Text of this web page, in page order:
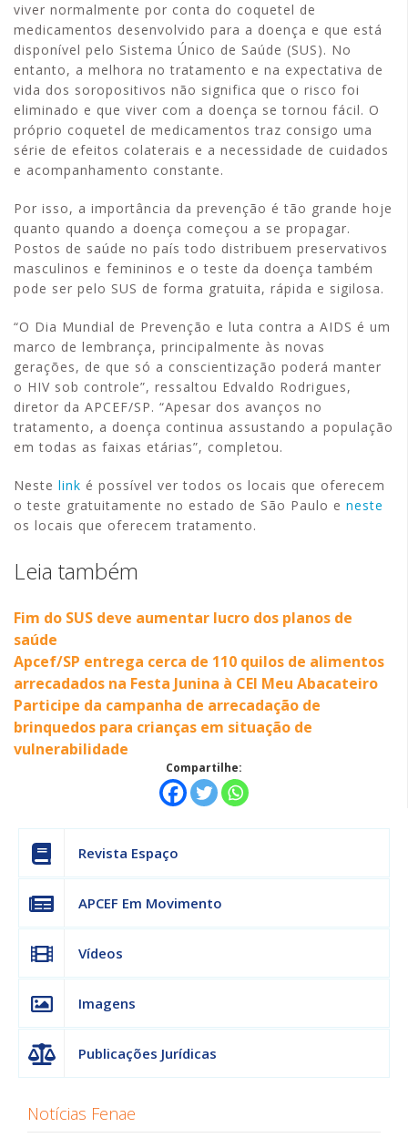
viver normalmente por conta do coquetel de
medicamentos desenvolvido para a doença e que está
disponível pelo Sistema Único de Saúde (SUS). No
entanto, a melhora no tratamento e na expectativa de
vida dos soropositivos não significa que o risco foi
eliminado e que viver com a doença se tornou fácil. O
próprio coquetel de medicamentos traz consigo uma
série de efeitos colaterais e a necessidade de cuidados
e acompanhamento constante.
Por isso, a importância da prevenção é tão grande hoje
quanto quando a doença começou a se propagar.
Postos de saúde no país todo distribuem preservativos
masculinos e femininos e o teste da doença também
pode ser pelo SUS de forma gratuita, rápida e sigilosa.
“O Dia Mundial de Prevenção e luta contra a AIDS é um
marco de lembrança, principalmente às novas
gerações, de que só a conscientização poderá manter
o HIV sob controle”, ressaltou Edvaldo Rodrigues,
diretor da APCEF/SP. “Apesar dos avanços no
tratamento, a doença continua assustando a população
em todas as faixas etárias”, completou.
Neste link é possível ver todos os locais que oferecem
o teste gratuitamente no estado de São Paulo e neste
os locais que oferecem tratamento.
Leia também
Fim do SUS deve aumentar lucro dos planos de
saúde
Apcef/SP entrega cerca de 110 quilos de alimentos
arrecadados na Festa Junina à CEI Meu Abacateiro
Participe da campanha de arrecadação de
brinquedos para crianças em situação de
vulnerabilidade
Compartilhe:
Revista Espaço
APCEF Em Movimento
Vídeos
Imagens
Publicações Jurídicas
Notícias Fenae